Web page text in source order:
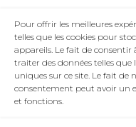
Pour offrir les meilleures
telles que les cookies pour
appareils. Le fait de
traiter des données telles
uniques sur ce site. Le fait de
consentement peut avoir un
et fonctions.
Cliquez
marketing